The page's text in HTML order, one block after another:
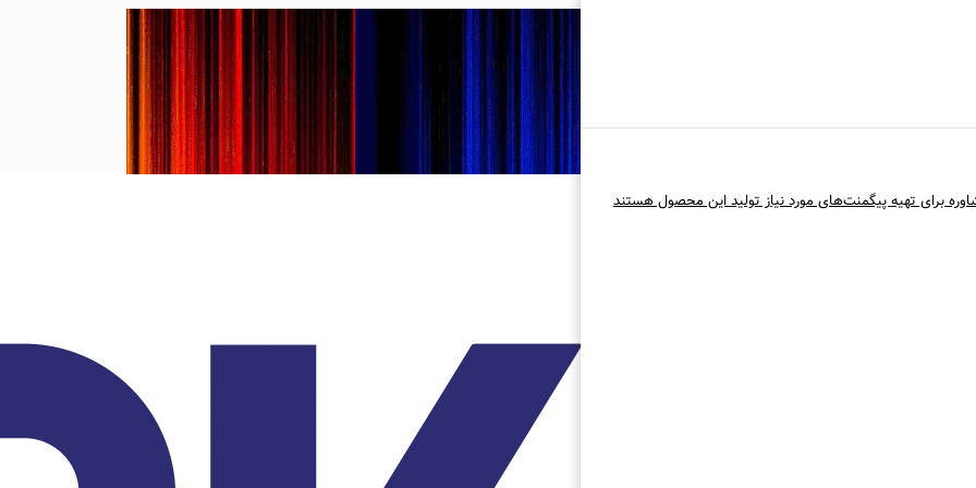
برای تهیه پیگمنت‌های مورد نیاز تولید این محصول هستند